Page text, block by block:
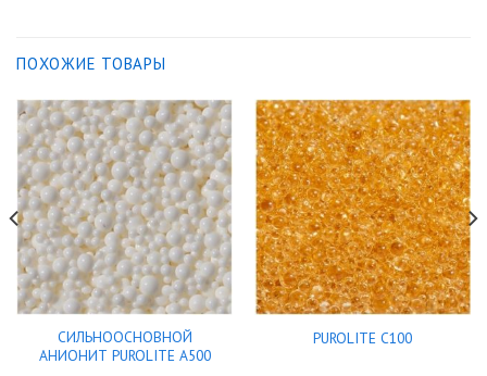
ПОХОЖИЕ ТОВАРЫ
СИЛЬНООСНОВНОЙ
АНИОНИТ PUROLITE A500
PUROLITE C100